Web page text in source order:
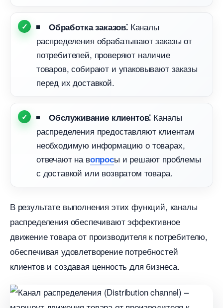
Обработка заказов⁚Каналы
распределения обрабатывают заказы от
потребителей, проверяют наличие
товаров, собирают и упаковывают заказы
перед их доставкой.​
Обслуживание клиентов⁚ Каналы
распределения предоставляют клиентам
необходимую информацию о товарах,
отвечают наопросы и решают проблемы
с доставкой или возвратом товара.
результате выполнения этих функций, каналы
распределения обеспечивают эффективное
движение товара от производителя к потребителю,
обеспечивая удовлетворение потребностей
клиентов и создавая ценность для бизнеса.​